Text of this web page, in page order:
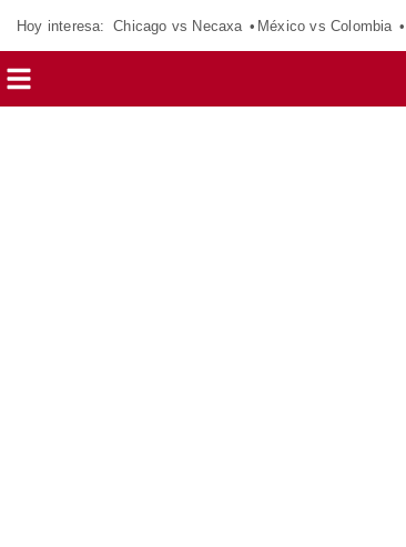
Hoy interesa: Chicago vs Necaxa México vs Colombia